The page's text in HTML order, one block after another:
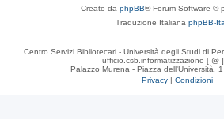
Creato da phpBB® Forum Software ©
Traduzione Italiana phpBB-
Centro Servizi Bibliotecari - Università degli Studi di
ufficio.csb.informatizzazione [ @
Palazzo Murena - Piazza dell'Università,
Privacy | Condizioni